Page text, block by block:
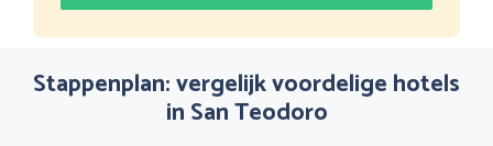
Stappenplan: vergelijk voordelige hotels
in San Teodoro